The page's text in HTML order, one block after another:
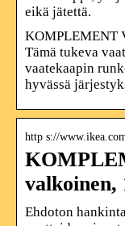
eikä jätettä.
KOMPLEMENT
Tämä tukeva
vaatekaapin
hyvässä
http s://
valkoinen,
Ehdoton